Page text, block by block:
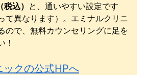
込） と、通いやすい設定です
て異なります）。エミナルクリニ
ので、無料カウンセリングに足を
！
ックの公式HPへ